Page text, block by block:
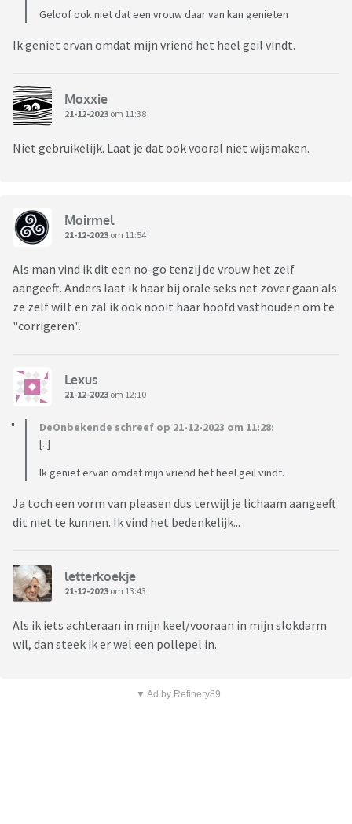
Geloof ook niet dat een vrouw daar van kan genieten
Ik geniet ervan omdat mijn vriend het heel geil vindt.
Moxxie
21-12-2023 om 11:38
Niet gebruikelijk. Laat je dat ook vooral niet wijsmaken.
Moirmel
21-12-2023 om 11:54
Als man vind ik dit een no-go tenzij de vrouw het zelf
aangeeft. Anders laat ik haar bij orale seks net zover gaan als
ze zelf wilt en zal ik ook nooit haar hoofd vasthouden om te
"corrigeren".
Lexus
21-12-2023 om 12:10
DeOnbekende schreef op 21-12-2023 om 11:28:
[..]
Ik geniet ervan omdat mijn vriend het heel geil vindt.
Ja toch een vorm van pleasen dus terwijl je lichaam aangeeft
dit niet te kunnen. Ik vind het bedenkelijk...
letterkoekje
21-12-2023 om 13:43
Als ik iets achteraan in mijn keel/vooraan in mijn slokdarm
wil, dan steek ik er wel een pollepel in.
▼ Ad by Refinery89